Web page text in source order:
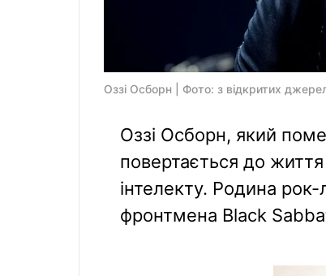
Оззі Осборн | Фото: з відкритих
Оззі Осборн, який
повертається до
інтелекту. Родина
фронтмена Black